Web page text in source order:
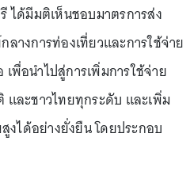
ได้มีมติเห็นชอบมาตรการส่ง
ลางการท่องเที่ยวและการใช้จ่าย
พื่อนำไปสู่การเพิ่มการใช้จ่าย
และชาวไทยทุกระดับ และเพิ่ม
ได้อย่างยั่งยืน โดยประกอบ